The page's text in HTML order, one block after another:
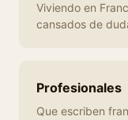
Viviendo en
cansados de
Profesionales
Que escriben